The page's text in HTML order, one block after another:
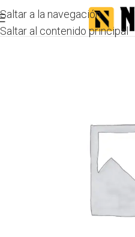
Saltar a la navegación
Saltar al contenido principal